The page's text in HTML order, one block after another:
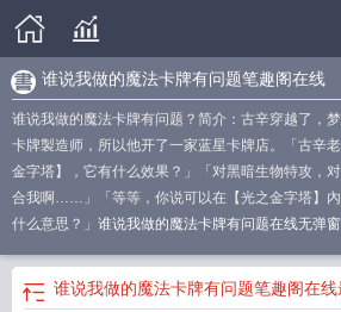
谁说我做的魔法卡牌有问题笔趣阁在线
谁说我做的魔法卡牌有问题？简介：古辛穿越了，
卡牌製造师，所以他开了一家蓝星卡牌店。「古辛
金字塔】，它有什么效果？」「对黑暗生物特攻，
合我啊……」「等等，你说可以在【光之金字塔】
什么意思？」 谁说我做的魔法卡牌有问题在线无弹窗
弹窗免费 谁说我做的魔法卡牌有问题无错
谁说我
会飞
谁说我做的魔法卡牌有问题笔趣阁在线